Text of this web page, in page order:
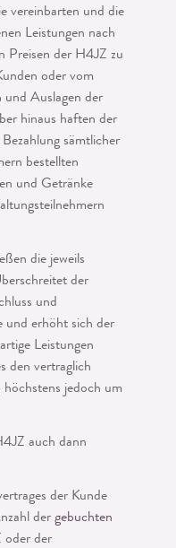
vereinbarten und die
Leistungen nach
Preisen der H4JZ zu
oder vom
und Auslagen der
hinaus haften der
sämtlicher
bestell­ten
und Getränke
die jeweils
der
und
und erhöht sich der
Leistungen
den vertraglich
höchstens jedoch um
auch dann
der Kunde
der gebuchten
oder der